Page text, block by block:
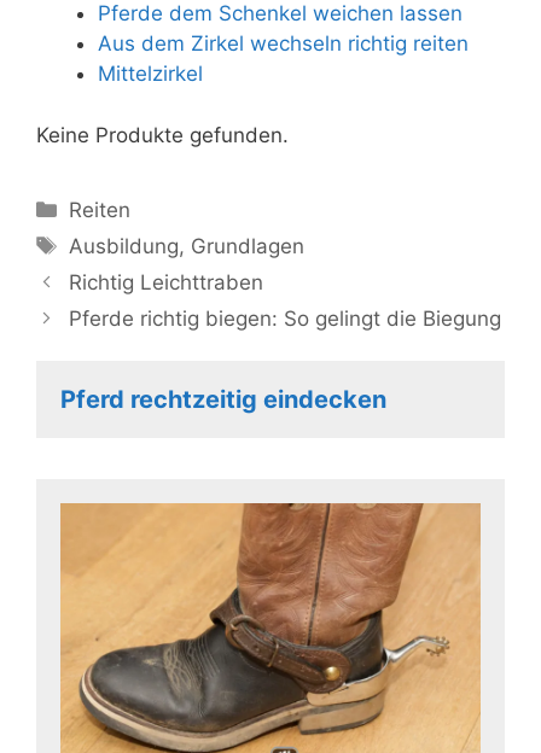
Pferde dem Schenkel weichen lassen
Aus dem Zirkel wechseln richtig reiten
Mittelzirkel
Keine Produkte gefunden.
Kategorien
Reiten
Schlagwörter
Ausbildung, Grundlagen
Richtig Leichttraben
Pferde richtig biegen: So gelingt die Biegung
Pferd rechtzeitig eindecken